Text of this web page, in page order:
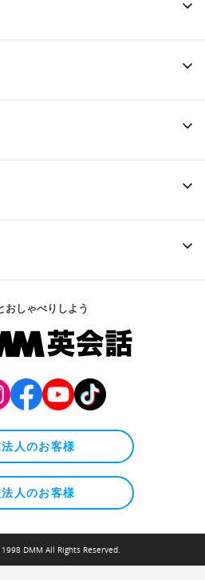
おしゃべりしよう
人のお客様
人のお客様
DMM All Rights Reserved.